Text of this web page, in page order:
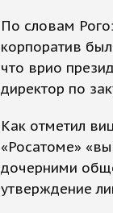
По словам
корпоратив
что врио
директор по
Как отметил
«Росатоме»
дочерними
утверждение